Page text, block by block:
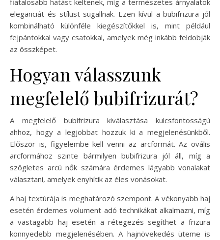
fiatalosabb hatást keltenek, míg a természetes árnyalatok
eleganciát és stílust sugallnak. Ezen kívül a bubifrizura jól
kombinálható különféle kiegészítőkkel is, mint például
fejpántokkal vagy csatokkal, amelyek még inkább feldobják
az összképet.
Hogyan válasszunk
megfelelő bubifrizurát?
A megfelelő bubifrizura kiválasztása kulcsfontosságú
ahhoz, hogy a legjobbat hozzuk ki a megjelenésünkből.
Először is, figyelembe kell venni az arcformát. Az ovális
arcformához szinte bármilyen bubifrizura jól áll, míg a
szögletes arcú nők számára érdemes lágyabb vonalakat
választani, amelyek enyhítik az éles vonásokat.
A haj textúrája is meghatározó szempont. A vékonyabb haj
esetén érdemes volument adó technikákat alkalmazni, míg
a vastagabb haj esetén a rétegezés segíthet a frizura
könnyedebb megjelenésében. A hajnövekedés üteme is